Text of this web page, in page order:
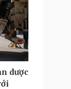
dược